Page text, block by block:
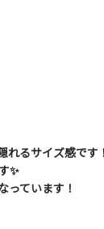
るサイズ感です
✨
っています！